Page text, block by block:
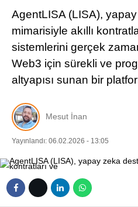
AgentLISA (LISA),
mimarisiyle akıllı
sistemlerini gerçek
Web3 için sürekli ve
altyapısı sunan bir
Mesut İnan
Yayınlandı: 06.02.2026 - 13:05